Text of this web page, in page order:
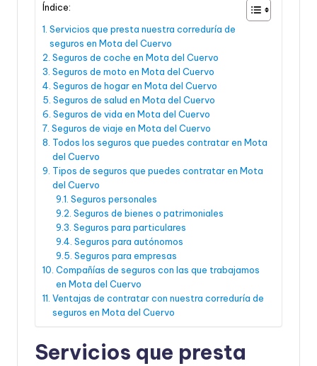
Índice:
Servicios que presta nuestra correduría de
seguros en Mota del Cuervo
Seguros de coche en Mota del Cuervo
Seguros de moto en Mota del Cuervo
Seguros de hogar en Mota del Cuervo
Seguros de salud en Mota del Cuervo
Seguros de vida en Mota del Cuervo
Seguros de viaje en Mota del Cuervo
Todos los seguros que puedes contratar en Mota
del Cuervo
Tipos de seguros que puedes contratar en Mota
del Cuervo
Seguros personales
Seguros de bienes o patrimoniales
Seguros para particulares
Seguros para autónomos
Seguros para empresas
Compañías de seguros con las que trabajamos
en Mota del Cuervo
Ventajas de contratar con nuestra correduría de
seguros en Mota del Cuervo
Servicios que presta